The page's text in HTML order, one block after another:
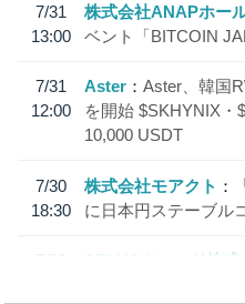
7/31
13:00
株式会社ANAPホー
ベント「BITCOIN
7/31
12:00
Aster
Aster、韓国
を開始 $SKHYNIX
10,000 USDT
7/30
18:30
株式会社モアクト
に日本円ステーブル
7/29
SBI VCトレード株式